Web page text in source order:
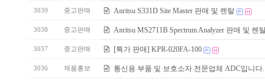
3039 중고판매 Anritsu S331D Site Master 판매 및 렌탈
3038 중고판매 Anritsu MS2711B Spectrum Analyzer 판매 및 렌
3037 중고판매 [특가 판매] KPR-020FA-100
3036 제품홍보 통신용 부품 및 보호소자 전문업체 ADC입니다.